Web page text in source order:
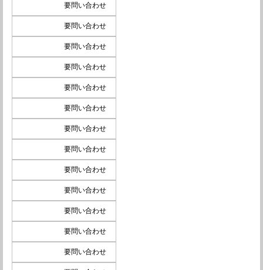
要問い合わせ
要問い合わせ
要問い合わせ
要問い合わせ
要問い合わせ
要問い合わせ
要問い合わせ
要問い合わせ
要問い合わせ
要問い合わせ
要問い合わせ
要問い合わせ
要問い合わせ